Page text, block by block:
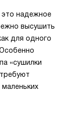
надежное
высушить
для одного
«сушилки